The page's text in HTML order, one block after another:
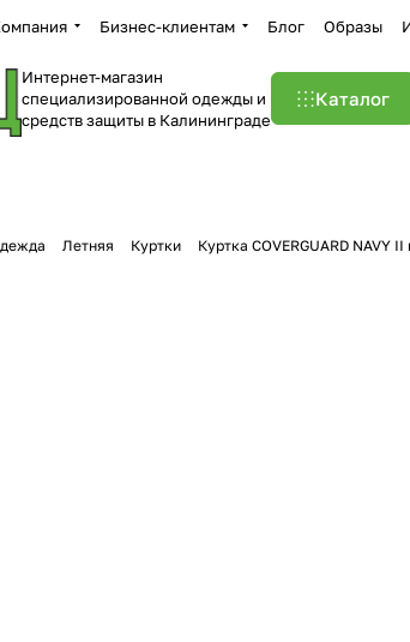
Бизнес-клиентам Блог Образы
Интернет-магазин
специализированной одежды и
средств защиты в Калининграде
Каталог
Летняя Куртки Куртка COVERGUARD NAVY